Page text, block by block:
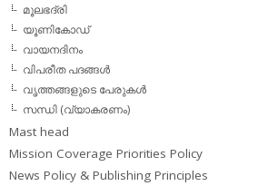
മൂലഭദ്രി
യൂണികോഡ്
വായനദിനം
വിപരീത പദങ്ങള്‍
വൃത്തങ്ങളുടെ പേരുകള്‍
സന്ധി (വ്യാകരണം)
Mast head
Mission Coverage Priorities Policy
News Policy & Publishing Principles